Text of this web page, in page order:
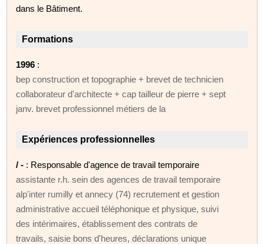
dans le Bâtiment.
Formations
1996 :
bep construction et topographie + brevet de technicien
collaborateur d'architecte + cap tailleur de pierre + sept
janv. brevet professionnel métiers de la
Expériences professionnelles
/ - : Responsable d'agence de travail temporaire
assistante r.h. sein des agences de travail temporaire
alp'inter rumilly et annecy (74) recrutement et gestion
administrative accueil téléphonique et physique, suivi
des intérimaires, établissement des contrats de
travails, saisie bons d'heures, déclarations unique